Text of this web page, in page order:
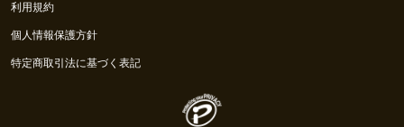
利用規約
個人情報保護方針
特定商取引法に基づく表記